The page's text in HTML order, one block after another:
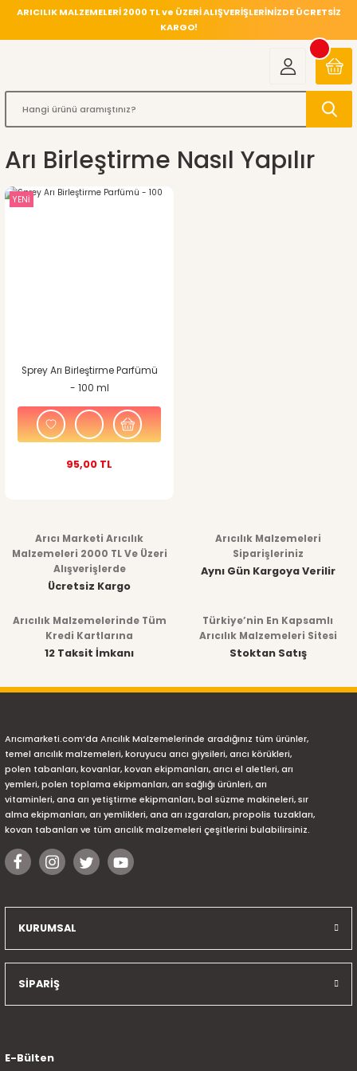
ARICILIK MALZEMELERİ 2000 TL ve ÜZERİ ALIŞVERİŞLERİNİZDE ÜCRETSİZ
KARGO!
Arı Birleştirme Nasıl Yapılır
YENİ
Sprey Arı Birleştirme Parfümü
- 100 ml
95,00 TL
Arıcı Marketi Arıcılık
Malzemeleri 2000 TL Ve Üzeri
Alışverişlerde
Ücretsiz Kargo
Arıcılık Malzemeleri
Siparişleriniz
Aynı Gün Kargoya Verilir
Arıcılık Malzemelerinde Tüm
Kredi Kartlarına
12 Taksit İmkanı
Türkiye’nin En Kapsamlı
Arıcılık Malzemeleri Sitesi
Stoktan Satış
Arıcımarketi.com’da Arıcılık Malzemelerinde aradığınız tüm ürünler,
temel arıcılık malzemeleri, koruyucu arıcı giysileri, arıcı körükleri,
polen tabanları, kovanlar, kovan ekipmanları, arıcı el aletleri, arı
yemleri, polen toplama ekipmanları, arı sağlığı ürünleri, arı
vitaminleri, ana arı yetiştirme ekipmanları, bal süzme makineleri, sır
alma ekipmanları, arı yemlikleri, ana arı ızgaraları, propolis tuzakları,
kovan tabanları ve tüm arıcılık malzemeleri çeşitlerini bulabilirsiniz.
KURUMSAL
SİPARİŞ
E-Bülten